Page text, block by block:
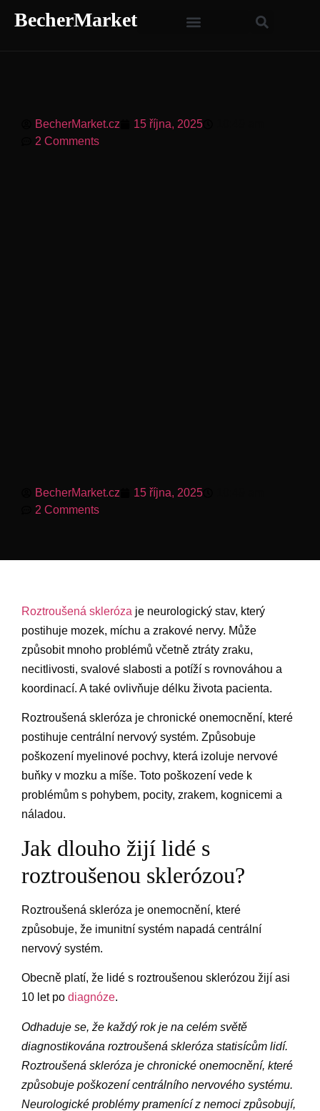
BecherMarket
BecherMarket.cz 15 října, 2025
2 Comments
BecherMarket.cz 15 října, 2025
2 Comments
Roztroušená skleróza je neurologický stav, který
postihuje mozek, míchu a zrakové nervy. Může
způsobit mnoho problémů včetně ztráty zraku,
necitlivosti, svalové slabosti a potíží s rovnováhou a
koordinací. A také ovlivňuje délku života pacienta.
Roztroušená skleróza je chronické onemocnění, které
postihuje centrální nervový systém. Způsobuje
poškození myelinové pochvy, která izoluje nervové
buňky v mozku a míše. Toto poškození vede k
problémům s pohybem, pocity, zrakem, kognicemi a
náladou.
Jak dlouho žijí lidé s
roztroušenou sklerózou?
Roztroušená skleróza je onemocnění, které
způsobuje, že imunitní systém napadá centrální
nervový systém.
Obecně platí, že lidé s roztroušenou sklerózou žijí asi
10 let po diagnóze.
Odhaduje se, že každý rok je na celém světě
diagnostikována roztroušená skleróza statisícům lidí.
Roztroušená skleróza je chronické onemocnění, které
způsobuje poškození centrálního nervového systému.
Neurologické problémy pramenící z nemoci způsobují,